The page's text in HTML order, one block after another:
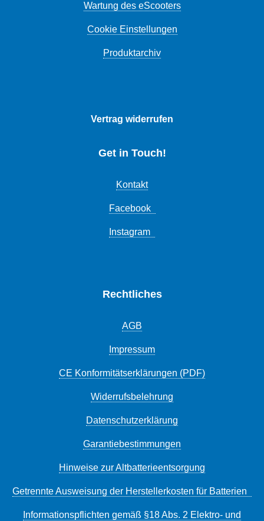
Wartung des eScooters
Cookie Einstellungen
Produktarchiv
Vertrag widerrufen
Get in Touch!
Kontakt
Facebook
Instagram
Rechtliches
AGB
Impressum
CE Konformitätserklärungen (PDF)
Widerrufsbelehrung
Datenschutzerklärung
Garantiebestimmungen
Hinweise zur Altbatterieentsorgung
Getrennte Ausweisung der Herstellerkosten für Batterien
Informationspflichten gemäß §18 Abs. 2 Elektro- und